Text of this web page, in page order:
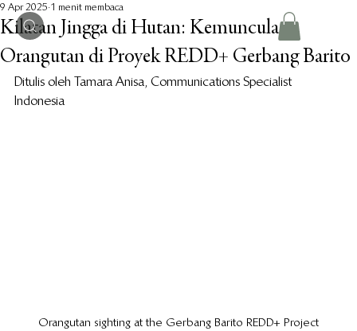
Kilatan Jingga di Hutan: Kemunculan
Orangutan di Proyek REDD+ Gerbang Barito
9 Apr 2025 1 menit membaca
Ditulis oleh Tamara Anisa, Communications Specialist
Indonesia
Orangutan sighting at the Gerbang Barito REDD+ Project